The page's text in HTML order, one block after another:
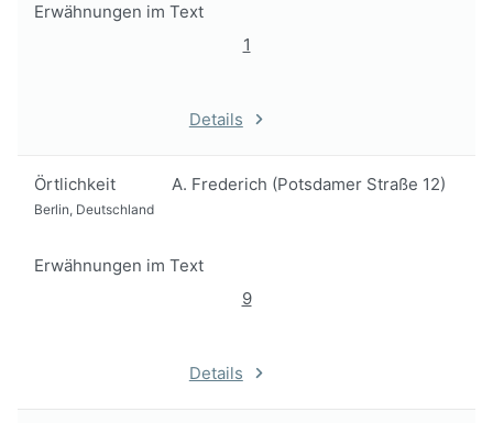
Erwähnungen im Text
1
Details
Örtlichkeit A. Frederich (Potsdamer Straße 12)
Berlin, Deutschland
Erwähnungen im Text
9
Details